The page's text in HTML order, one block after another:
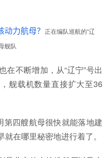
正在编队巡航的“辽
舰队
在不断增加，从“辽宁”号出
舰载机数量直接扩大至36
第四艘航母很快就能落地建
在哪里秘密地进行着了。